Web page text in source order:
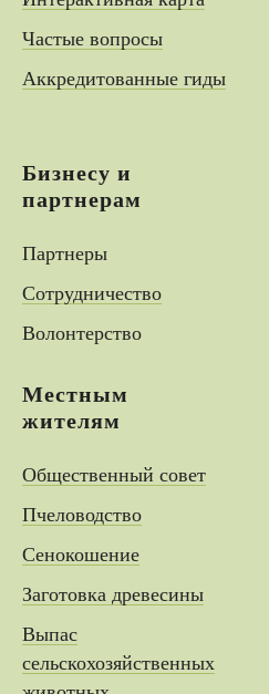
Частые вопросы
Аккредитованные гиды
Бизнесу и
партнерам
Партнеры
Сотрудничество
Волонтерство
Местным
жителям
Общественный совет
Пчеловодство
Сенокошение
Заготовка древесины
Выпас
сельскохозяйственных